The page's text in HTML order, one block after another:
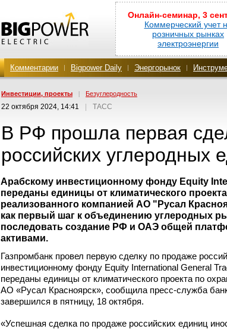
Онлайн-семинар, 3
Коммерческий учет
розничных рынках
электроэнергии
Комментарии Bigpower Daily Энергорынок
Инвестиции, проекты | Безуглеродность
22 октября 2024, 14:41 ТАСС
В РФ прошла первая
российских углеродных
Арабскому инвестиционному фонду Equity
переданы единицы от климатического
реализованного компанией АО "Русал
как первый шаг к объединению углеродных
последовать создание РФ и ОАЭ общей
активами.
Газпромбанк провел первую сделку по продаже
инвестиционному фонду Equity International General
переданы единицы от климатического проекта по
АО «Русал Красноярск», сообщила пресс-служба
завершился в пятницу, 18 октября.
«Успешная сделка по продаже российских единиц